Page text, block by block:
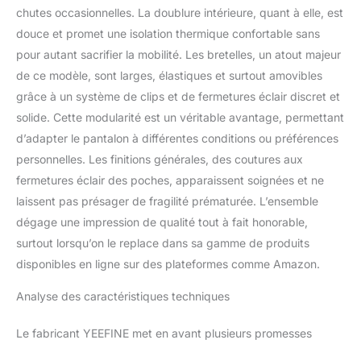
extérieure extensible au
Restez au chaud : c'est
un pantalon de ski lourd
qui fonctionne bien par
temps très froid. Le
pantalon de neige est
confortable et l'isolation
vous garde au chaud
pendant le ski ou le
snowboard.
Imperméable et respirant
: le pantalon de
snowboard pour homme
est fabriqué à partir
d'une membrane
microporeuse avec des
que les molécules d'eau
chutes occasionnelles. La doublure intérieure, quant à elle, est
douce et promet une isolation thermique confortable sans
pour autant sacrifier la mobilité. Les bretelles, un atout majeur
de ce modèle, sont larges, élastiques et surtout amovibles
grâce à un système de clips et de fermetures éclair discret et
solide. Cette modularité est un véritable avantage, permettant
d’adapter le pantalon à différentes conditions ou préférences
personnelles. Les finitions générales, des coutures aux
fermetures éclair des poches, apparaissent soignées et ne
laissent pas présager de fragilité prématurée. L’ensemble
dégage une impression de qualité tout à fait honorable,
surtout lorsqu’on le replace dans sa gamme de produits
disponibles en ligne sur des plateformes comme Amazon.
Analyse des caractéristiques techniques
Le fabricant YEEFINE met en avant plusieurs promesses